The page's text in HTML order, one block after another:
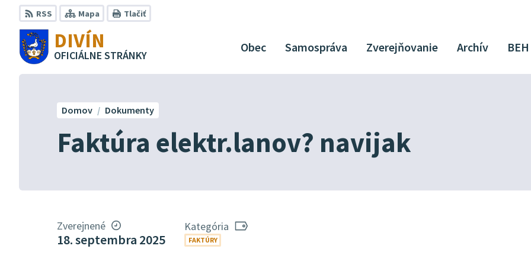
Preskočiť
na
obsah
RSS Mapa Tlačiť
DIVÍN
OFICIÁLNE STRÁNKY
Obec Samospráva Zverejňovanie Archív BEH
Faktúra elektr.lanov? navijak
Domov Dokumenty
Zverejnené
18. septembra 2025
Kategória
FAKTÚRY